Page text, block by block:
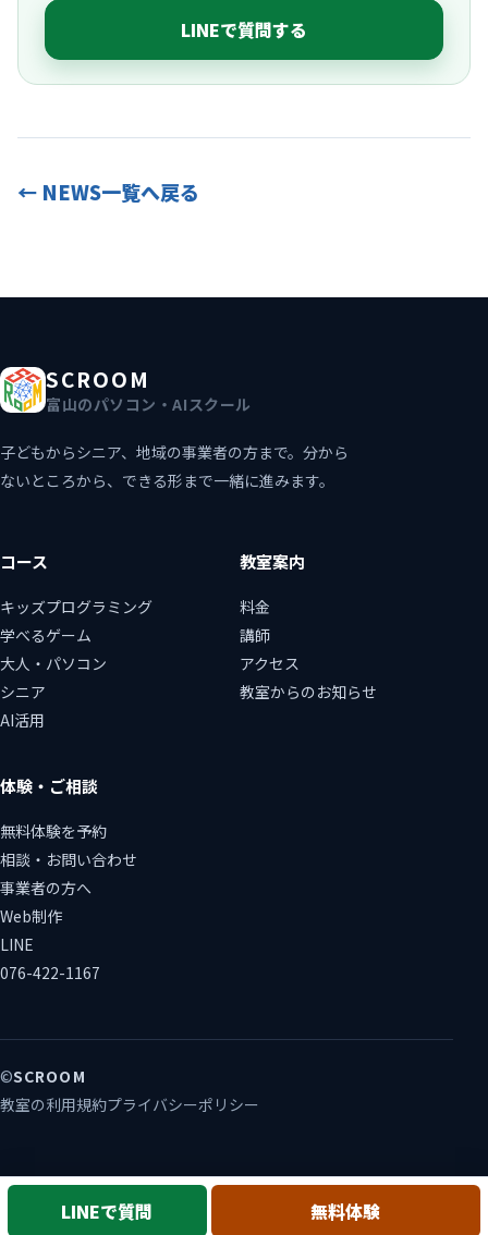
LINEで質問する
← NEWS一覧へ戻る
SCROOM
富山のパソコン・AIスクール
子どもからシニア、地域の事業者の方まで。分から
ないところから、できる形まで一緒に進みます。
コース
キッズプログラミング
学べるゲーム
大人・パソコン
シニア
AI活用
教室案内
料金
講師
アクセス
教室からのお知らせ
体験・ご相談
無料体験を予約
相談・お問い合わせ
事業者の方へ
Web制作
LINE
076-422-1167
©SCROOM
教室の利用規約プライバシーポリシー
LINEで質問 無料体験